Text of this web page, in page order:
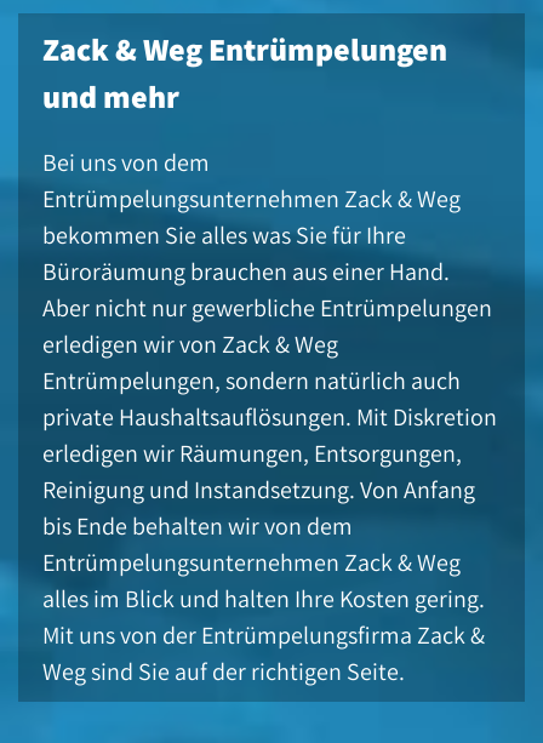
Zack & Weg Entrümpelungen
und mehr
Bei uns von dem
Entrümpelungsunternehmen Zack & Weg
bekommen Sie alles was Sie für Ihre
Büroräumung brauchen aus einer Hand.
Aber nicht nur gewerbliche Entrümpelungen
erledigen wir von Zack & Weg
Entrümpelungen, sondern natürlich auch
private Haushaltsauflösungen. Mit Diskretion
erledigen wir Räumungen, Entsorgungen,
Reinigung und Instandsetzung. Von Anfang
bis Ende behalten wir von dem
Entrümpelungsunternehmen Zack & Weg
alles im Blick und halten Ihre Kosten gering.
Mit uns von der Entrümpelungsfirma Zack &
Weg sind Sie auf der richtigen Seite.